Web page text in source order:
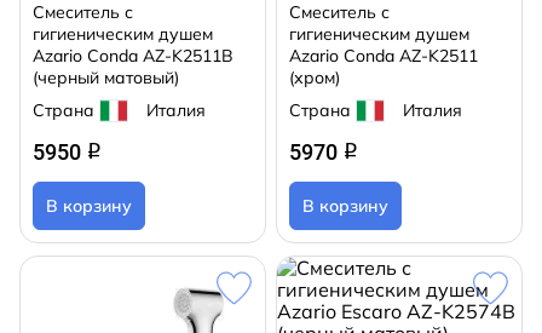
Смеситель с
гигиеническим душем
Azario Conda AZ-K2511B
(черный матовый)
Страна
Италия
5950 q
В корзину
Смеситель с
гигиеническим душем
Azario Conda AZ-K2511
(хром)
Страна
Италия
5970 q
В корзину